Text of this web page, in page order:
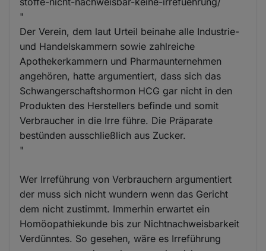
"
Der Verein, dem laut Urteil beinahe alle Industrie-
und Handelskammern sowie zahlreiche
Apothekerkammern und Pharmaunternehmen
angehören, hatte argumentiert, dass sich das
Schwangerschaftshormon HCG gar nicht in den
Produkten des Herstellers befinde und somit
Verbraucher in die Irre führe. Die Präparate
bestünden ausschließlich aus Zucker.
"
Wer Irreführung von Verbrauchern argumentiert
der muss sich nicht wundern wenn das Gericht
dem nicht zustimmt. Immerhin erwartet ein
Homöopathiekunde bis zur Nichtnachweisbarkeit
Verdünntes. So gesehen, wäre es Irreführung